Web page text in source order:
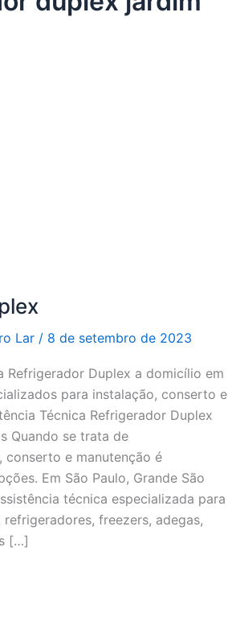
Lar / 8 de setembro de 2023
Refrigerador Duplex a domicílio em
para instalação, conserto e
Técnica Refrigerador Duplex
Quando se trata de
e manutenção é
Em São Paulo, Grande São
técnica especializada para
freezers, adegas,
[…]